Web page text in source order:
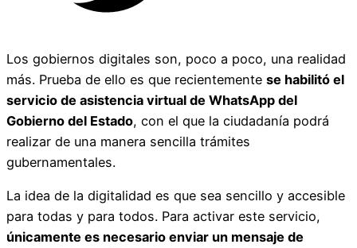
Los gobiernos digitales son, poco a poco, una realidad
más. Prueba de ello es que recientemente se habilitó el
servicio de asistencia virtual de WhatsApp del
Gobierno del Estado, con el que la ciudadanía podrá
realizar de una manera sencilla trámites
gubernamentales.
La idea de la digitalidad es que sea sencillo y accesible
para todas y para todos. Para activar este servicio,
únicamente es necesario enviar un mensaje de